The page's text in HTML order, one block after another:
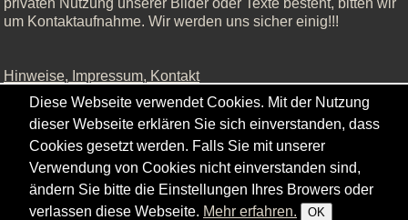
um Kontaktaufnahme. Wir werden uns sicher einig!!!
Hinweise, Impressum, Kontakt
Copyright © - 2026 - Gordana & Ralf Kistowski
Diese Webseite verwendet Cookies. Mit der Nutzung
dieser Webseite erklären Sie sich einverstanden, dass
Cookies gesetzt werden. Falls Sie mit unserer
Verwendung von Cookies nicht einverstanden sind,
ändern Sie bitte die Einstellungen Ihres Browers oder
verlassen diese Webseite. Mehr erfahren. OK